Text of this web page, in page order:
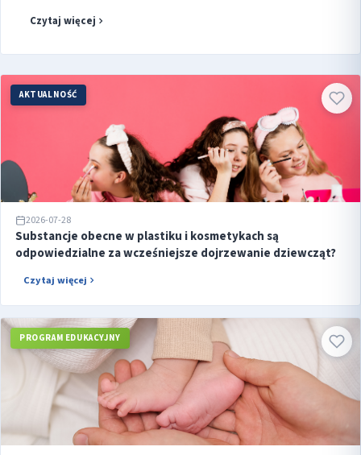
pozostawały...
Czytaj więcej
AKTUALNOŚĆ
2026-07-28
Substancje obecne w plastiku i kosmetykach są
odpowiedzialne za wcześniejsze dojrzewanie dziewcząt?
Czytaj więcej
PROGRAM EDUKACYJNY